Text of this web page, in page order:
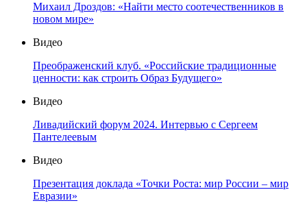
Михаил Дроздов: «Найти место соотечественников в
новом мире»
Видео
Преображенский клуб. «Российские традиционные
ценности: как строить Образ Будущего»
Видео
Ливадийский форум 2024. Интервью с Сергеем
Пантелеевым
Видео
Презентация доклада «Точки Роста: мир России – мир
Евразии»